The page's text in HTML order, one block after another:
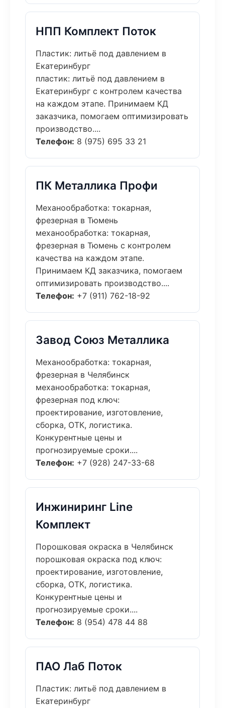
НПП Комплект Поток
Пластик: литьё под давлением в
Екатеринбург
пластик: литьё под давлением в
Екатеринбург с контролем качества
на каждом этапе. Принимаем КД
заказчика, помогаем оптимизировать
производство....
Телефон: 8 (975) 695 33 21
ПК Металлика Профи
Механообработка: токарная,
фрезерная в Тюмень
механообработка: токарная,
фрезерная в Тюмень с контролем
качества на каждом этапе.
Принимаем КД заказчика, помогаем
оптимизировать производство....
Телефон: +7 (911) 762-18-92
Завод Союз Металлика
Механообработка: токарная,
фрезерная в Челябинск
механообработка: токарная,
фрезерная под ключ:
проектирование, изготовление,
сборка, ОТК, логистика.
Конкурентные цены и
прогнозируемые сроки....
Телефон: +7 (928) 247-33-68
Инжиниринг Line
Комплект
Порошковая окраска в Челябинск
порошковая окраска под ключ:
проектирование, изготовление,
сборка, ОТК, логистика.
Конкурентные цены и
прогнозируемые сроки....
Телефон: 8 (954) 478 44 88
ПАО Лаб Поток
Пластик: литьё под давлением в
Екатеринбург